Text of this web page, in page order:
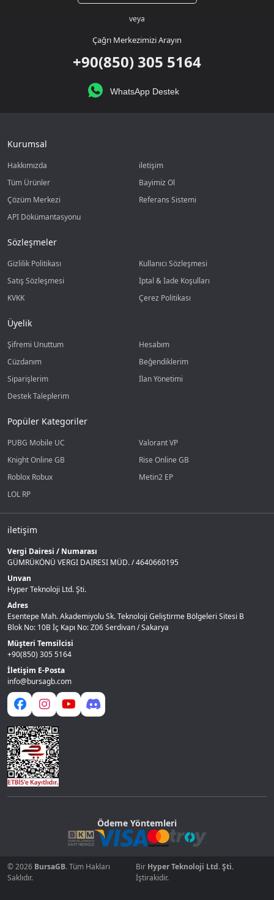
veya
Çağrı Merkezimizi Arayın
+90(850) 305 5164
WhatsApp Destek
Kurumsal
Hakkımızda
iletişim
Tüm Ürünler
Bayimiz Ol
Çözüm Merkezi
Referans Sistemi
API Dökümantasyonu
Sözleşmeler
Gizlilik Politikası
Kullanıcı Sözleşmesi
Satış Sözleşmesi
İptal & İade Koşulları
KVKK
Çerez Politikası
Üyelik
Şifremi Unuttum
Hesabım
Cüzdanım
Beğendiklerim
Siparişlerim
İlan Yönetimi
Destek Taleplerim
Popüler Kategoriler
PUBG Mobile UC
Valorant VP
Knight Online GB
Rise Online GB
Roblox Robux
Metin2 EP
LOL RP
iletişim
Vergi Dairesi / Numarası
GÜMRÜKÖNÜ VERGI DAIRESI MÜD. / 4640660195
Unvan
Hyper Teknoloji Ltd. Şti.
Adres
Esentepe Mah. Akademiyolu Sk. Teknoloji Geliştirme Bölgeleri Sitesi B
Blok No: 10B İç Kapı No: Z06 Serdivan / Sakarya
Müşteri Temsilcisi
+90(850) 305 5164
İletişim E-Posta
info@bursagb.com
Ödeme Yöntemleri
© 2026 BursaGB. Tüm Hakları
Saklıdır.
Bir Hyper Teknoloji Ltd. Şti.
İştirakidir.